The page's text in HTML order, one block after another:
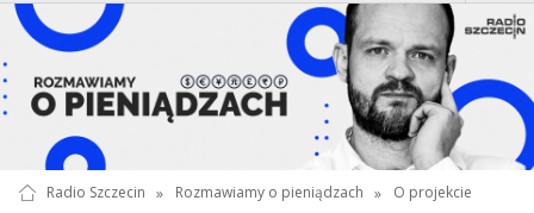
Radio Szczecin » Rozmawiamy o pieniądzach » O projekcie